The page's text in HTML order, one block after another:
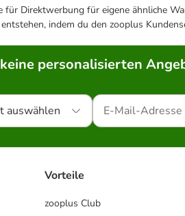
Direktwerbung für eigene ähnliche
indem du den zooplus
personalisierten
auswählen
Vorteile
zooplus Club